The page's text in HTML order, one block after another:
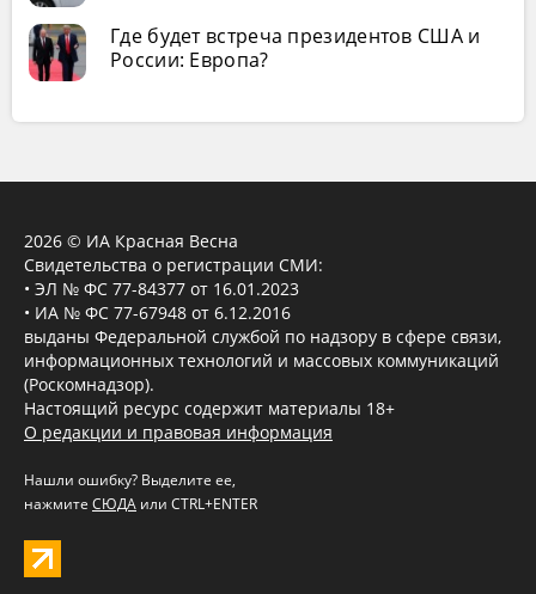
Где будет встреча президентов США и
России: Европа?
2026 © ИА Красная Весна
Свидетельства о регистрации СМИ:
• ЭЛ № ФС 77-84377 от 16.01.2023
• ИА № ФС 77-67948 от 6.12.2016
выданы Федеральной службой по надзору в сфере связи,
информационных технологий и массовых коммуникаций
(Роскомнадзор).
Настоящий ресурс содержит материалы 18+
О редакции и правовая информация
Нашли ошибку? Выделите ее,
нажмите СЮДА или CTRL+ENTER